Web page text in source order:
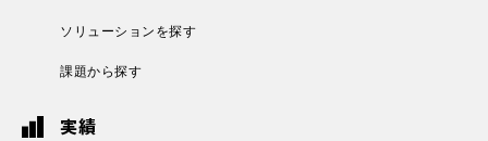
ソリューションを探す
課題から探す
実績